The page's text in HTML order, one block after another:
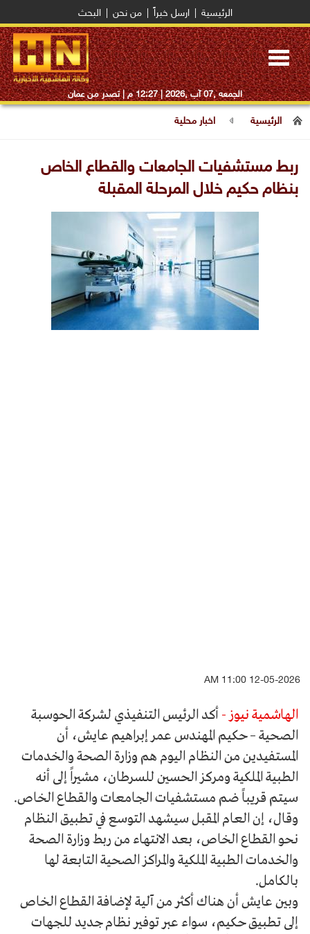
الرئيسية ارسل خبراً من نحن البحث
Toggle
navigation
الجمعه ,07 آب ,2026 | 12:27 م | تصدر من عمان
الرئيسية اخبار محلية
ربط مستشفيات الجامعات والقطاع الخاص
بنظام حكيم خلال المرحلة المقبلة
12-05-2026 11:00 AM
الهاشمية نيوز - أكد الرئيس التنفيذي لشركة الحوسبة
الصحية – حكيم المهندس عمر إبراهيم عايش، أن
المستفيدين من النظام اليوم هم وزارة الصحة والخدمات
الطبية الملكية ومركز الحسين للسرطان، مشيراً إلى أنه
سيتم قريباً ضم مستشفيات الجامعات والقطاع الخاص.
وقال، إن العام المقبل سيشهد التوسع في تطبيق النظام
نحو القطاع الخاص، بعد الانتهاء من ربط وزارة الصحة
والخدمات الطبية الملكية والمراكز الصحية التابعة لها
بالكامل.
وبين عايش أن هناك أكثر من آلية لإضافة القطاع الخاص
إلى تطبيق حكيم، سواء عبر توفير نظام جديد للجهات